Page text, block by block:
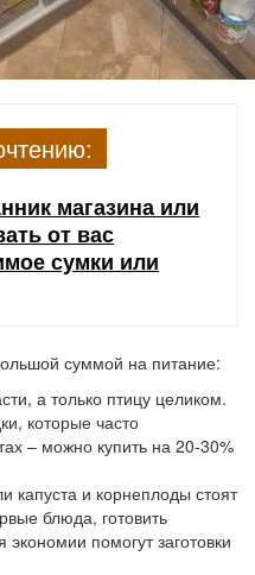
магазина или
от вас
сумки или
суммой на питание:
а только птицу целиком.
которые часто
– можно купить на 20-30%
капуста и корнеплоды стоят
блюда, готовить
помогут заготовки